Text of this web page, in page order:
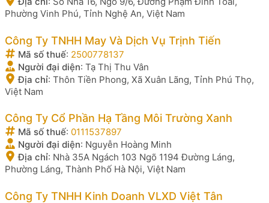
Phường Vinh Phú, Tỉnh Nghệ An, Việt Nam
Công Ty TNHH May Và Dịch Vụ Trịnh Tiến
Mã số thuế: 2500778137
Người đại diện: Tạ Thị Thu Vân
Địa chỉ: Thôn Tiền Phong, Xã Xuân Lãng, Tỉnh Phú Thọ,
Việt Nam
Công Ty Cổ Phần Hạ Tầng Môi Trường Xanh
Mã số thuế: 0111537897
Người đại diện: Nguyễn Hoàng Minh
Địa chỉ: Nhà 35A Ngách 103 Ngõ 1194 Đường Láng,
Phường Láng, Thành Phố Hà Nội, Việt Nam
Công Ty TNHH Kinh Doanh VLXD Việt Tân